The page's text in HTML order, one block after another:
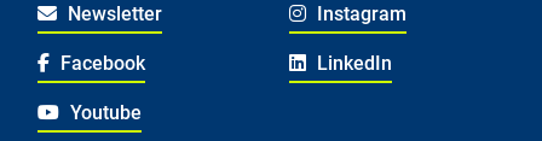
Newsletter Instagram
Facebook LinkedIn
Youtube